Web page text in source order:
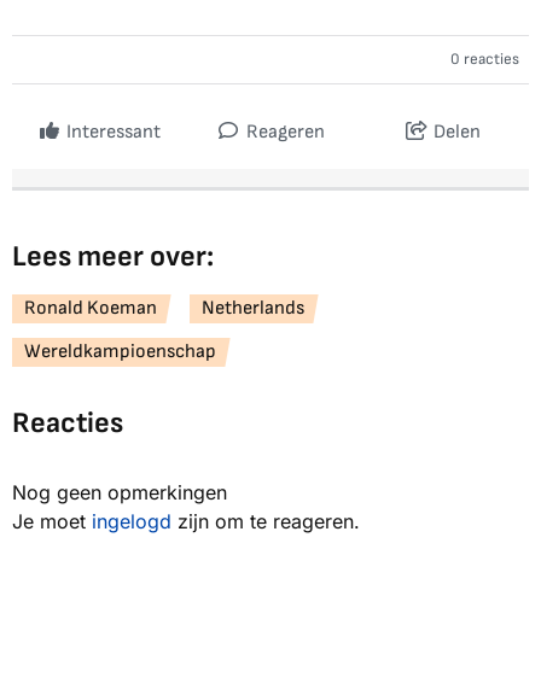
0 reacties
Interessant Reageren Delen
Lees meer over:
Ronald Koeman
Netherlands
Wereldkampioenschap
Reacties
Nog geen opmerkingen
Je moet ingelogd zijn om te reageren.